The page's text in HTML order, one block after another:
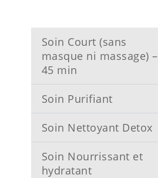
Soin Court (sans
masque ni massage) –
45 min
Soin Purifiant
Soin Nettoyant Detox
Soin Nourrissant et
hydratant